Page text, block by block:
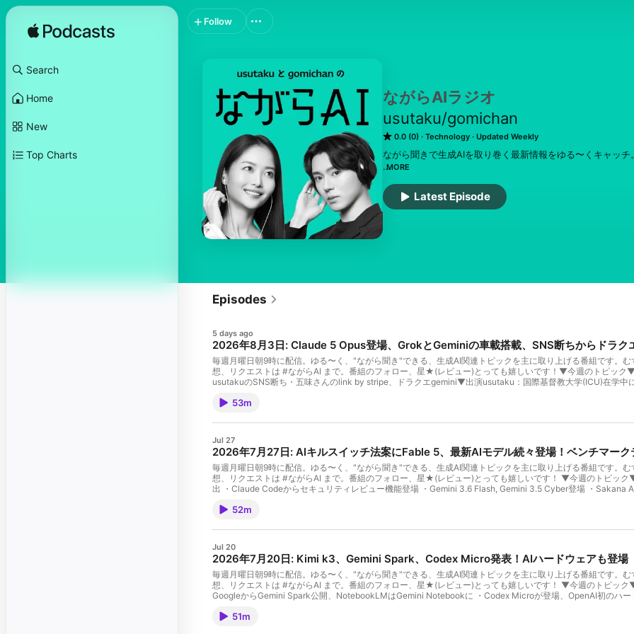
Search
Home
New
Top Charts
ながらAIラジオ
usutaku/gomichan
0.0 (0) Technology Updated Weekly
ながら聞きで生成AIを取り巻く最新情報をゆる〜くキャッチ。
です。むずかしい話は(なるべく)ナシ！わかりやすさがウリ
AI研修を提供するMichikusa株式会社CEO。
ハヤカワ五味：
株式会社ウツワ 代表取締役。
多摩美術大学入学後の2014にランジェリーブランド「
る。2022年にfeastは事業譲渡、ILLUMINATEは株式会社ユ
MORE
Latest Episode
Follow
Episodes
5 days ago
2026年8月3日: Claude 5 Opus登場、GrokとGeminiの車載搭載、SNS断ちからドラク
毎週月曜日朝9時に配信。ゆる〜く、"ながら聞き"できる、生成AI関連トピックを主に取り上げる番組です。
想、リクエストは #ながらAI まで。番組のフォロー、星★(レビュー)とっても嬉しいです！▼今週のトピック
usutakuのSNS断ち・五味さんのlink by stripe、ドラクエgemini▼出演usutaku：国際基督教大学(ICU)在学中
東京都生まれ。株式会社ウツワ代表取締役。多摩美術大学在学中にランジェリーブランド「feast」を立ち上
53m
Jul 27
2026年7月27日: AIキルスイッチ法案にFable 5、最新AIモデル続々登場！ベンチマーク
毎週月曜日朝9時に配信。ゆる〜く、"ながら聞き"できる、生成AI関連トピックを主に取り上げる番組です。
想、リクエストは #ながらAI まで。番組のフォロー、星★(レビュー)とっても嬉しいです！ ▼今週のトピッ
出 ・Claude Codeからセキュリティレビュー機能登場 ・Gemini 3.6 Flash, Gemini 3.5 Cyber登場 ・Sakana
トを経験。卒業後、Amazon Japanに入社。その後AI受託開発会社の取締役を経て、2023年にMichikusa株式
現在は生成AI関連の事業にも関わっている。
52m
Jul 20
2026年7月20日: Kimi k3、Gemini Spark、Codex Micro発表！AIハードウェアも登場
毎週月曜日朝9時に配信。ゆる〜く、"ながら聞き"できる、生成AI関連トピックを主に取り上げる番組です。
想、リクエストは #ながらAI まで。番組のフォロー、星★(レビュー)とっても嬉しいです！ ▼今週のトピッ
GoogleからGemini Spark公開、NotebookLMはGemini Notebookに ・Codex Microが登場、OpenAI初のハ
て、2023年にMichikusa株式会社を創業。 ハヤカワ五味： 1995年東京都生まれ。株式会社ウツワ代表取締
51m